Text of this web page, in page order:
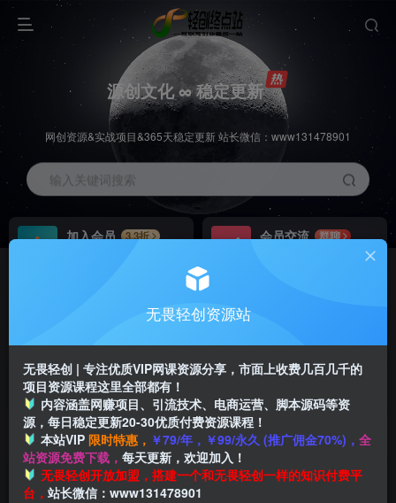
源创文化 ∞ 稳定更新
网创资源&实战项目&365天稳定更新 站长微信：www131478901
输入关键词搜索
加入会员
3.3折
会员交流
群聊
推广返佣高达70%
首页 创业课程 会员专属 正文
付费阅读
无畏轻创资源站
无畏轻创 | 专注优质VIP网课资源分享，市面上收费几百几千的
项目资源课程这里全部都有！
内容涵盖网赚项目、引流技术、电商运营、脚本源码等资
源，每日稳定更新20-30优质付费资源课程！
本站VIP 限时特惠， ￥79/年，￥99/永久 (推广佣金70%)， 全
站资源免费下载， 每天更新，欢迎加入！
无畏轻创开放加盟，搭建一个和无畏轻创一样的知识付费平
台， 站长微信：www131478901